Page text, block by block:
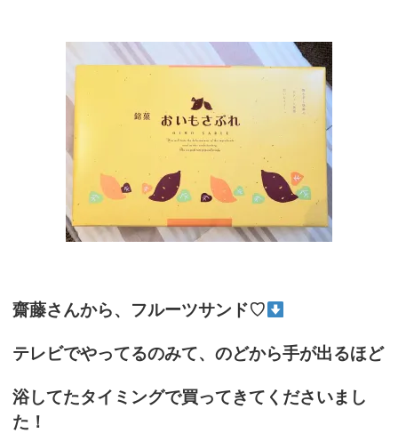
齋藤さんから、フルーツサンド♡
テレビでやってるのみて、のどから手が出るほど
浴してたタイミングで買ってきてくださいまし
た！